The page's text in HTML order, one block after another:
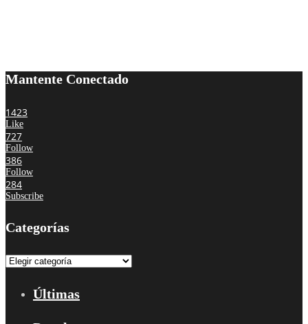
Mantente Conectado
1423
Like
727
Follow
386
Follow
284
Subscribe
Categorías
Categorías
Últimas